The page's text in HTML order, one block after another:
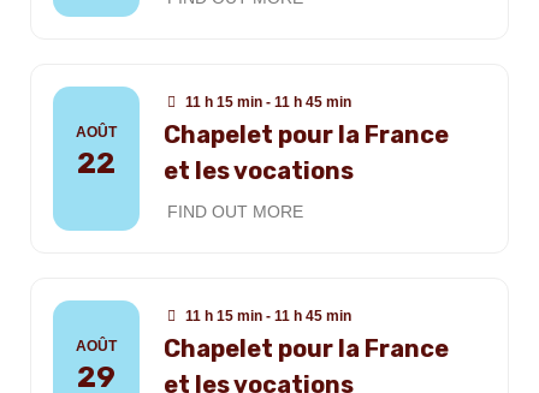
AOÛT
22
11 h 15 min - 11 h 45 min
Chapelet pour la France
et les vocations
FIND OUT MORE
AOÛT
29
11 h 15 min - 11 h 45 min
Chapelet pour la France
et les vocations